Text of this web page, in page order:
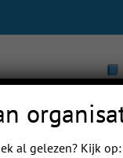
al gelezen? Kijk op: